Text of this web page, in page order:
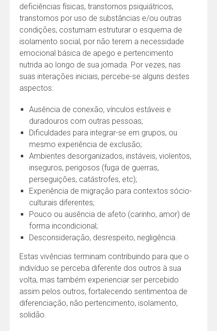
deficiências físicas, transtornos psiquiátricos,
transtornos por uso de substâncias e/ou outras
condições, costumam estruturar o esquema de
isolamento social, por não terem a necessidade
emocional básica de apego e pertencimento
nutrida ao longo de sua jornada. Por vezes, nas
suas interações iniciais, percebe-se alguns destes
aspectos:
Ausência de conexão, vínculos estáveis e
duradouros com outras pessoas;
Dificuldades para integrar-se em grupos, ou
mesmo experiência de exclusão;
Ambientes desorganizados, instáveis, violentos,
inseguros, perigosos (fuga de guerras,
perseguições, catástrofes, etc);
Experiência de migração para contextos sócio-
culturais diferentes;
Pouco ou ausência de afeto (carinho, amor) de
forma incondicional;
Desconsideração, desrespeito, negligência.
Estas vivências terminam contribuindo para que o
indivíduo se perceba diferente dos outros à sua
volta, mas também experienciar ser percebido
assim pelos outros, fortalecendo sentimentoa de
diferenciação, não pertencimento, isolamento,
solidão.